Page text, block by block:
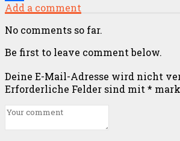
Teilen
Add a comment
No comments so far.
Be first to leave comment below.
Deine E-Mail-Adresse wird nicht
Erforderliche Felder sind mit *